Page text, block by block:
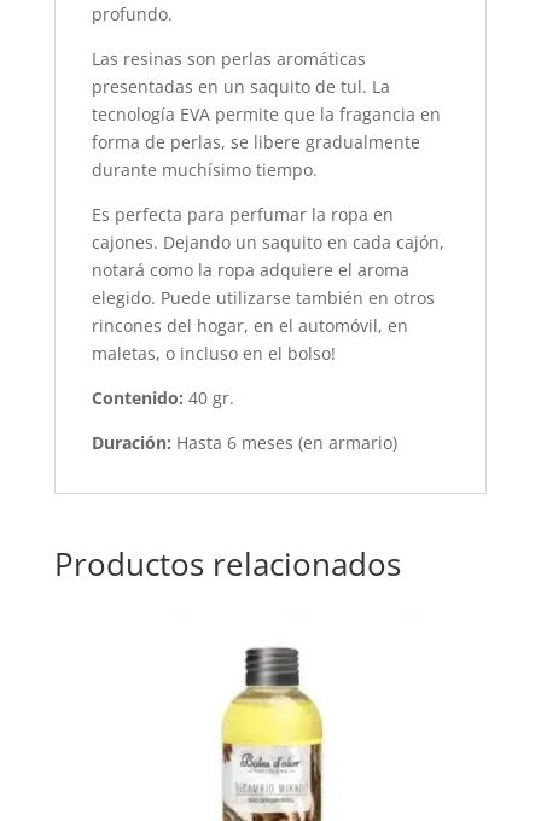
profundo.
Las resinas son perlas aromáticas
presentadas en un saquito de tul. La
tecnología EVA permite que la fragancia en
forma de perlas, se libere gradualmente
durante muchísimo tiempo.
Es perfecta para perfumar la ropa en
cajones. Dejando un saquito en cada cajón,
notará como la ropa adquiere el aroma
elegido. Puede utilizarse también en otros
rincones del hogar, en el automóvil, en
maletas, o incluso en el bolso!
Contenido: 40 gr.
Duración: Hasta 6 meses (en armario)
Productos relacionados